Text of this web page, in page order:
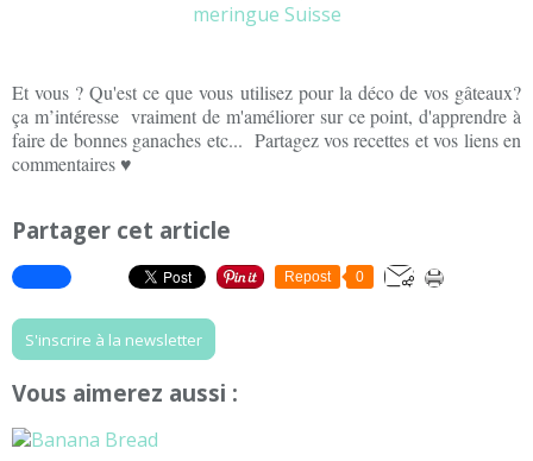
Et vous ? Qu'est ce que vous utilisez pour la déco de vos gâteaux?
ça m’intéresse vraiment de m'améliorer sur ce point, d'apprendre à
faire de bonnes ganaches etc... Partagez vos recettes et vos liens en
commentaires ♥
Partager cet article
Repost 0
S'inscrire à la newsletter
Vous aimerez aussi :